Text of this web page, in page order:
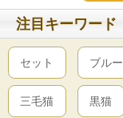
注目キーワード
セット ブルー
三毛猫 黒猫